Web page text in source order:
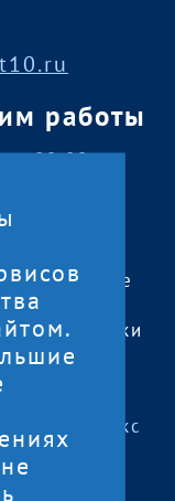
работы
09:00 —
— 17:00
13:00 до
— выходные
Республики
— «
Артлекс